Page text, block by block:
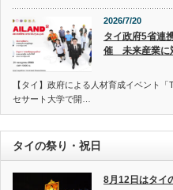
2026/7/20
タイ政府5省連
催 未来産業に
【タイ】政府による人材育成イベント
セサート大学で開…
タイの祭り・祝日
8月12日はタイ